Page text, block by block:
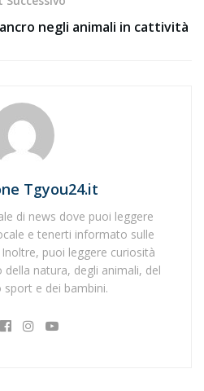
negli animali in cattività
Tgyou24.it
di news dove puoi leggere
e tenerti informato sulle
puoi leggere curiosità
natura, degli animali, del
sport e dei bambini.